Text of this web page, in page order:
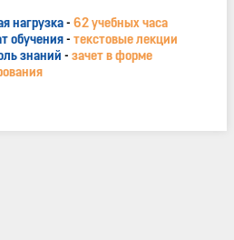
нагрузка- 62 учебных часа
обучения- текстовые лекции
знаний - зачет в форме